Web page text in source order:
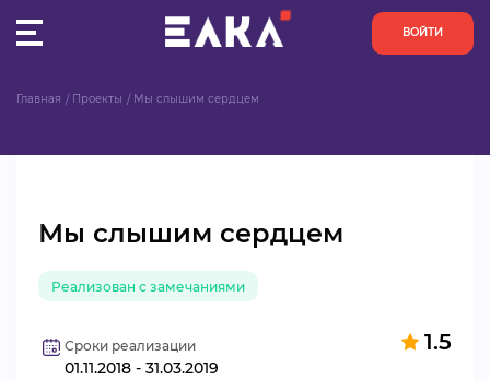
ВОЙТИ
ОРГАНИЗАЦИИ
АКТИВИСТЫ
ПРОЕКТЫ
Главная Проекты Мы слышим сердцем
Мы слышим сердцем
Реализован с замечаниями
1.5
Сроки реализации
01.11.2018 - 31.03.2019